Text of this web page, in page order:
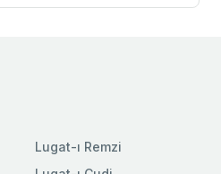
Lugat-ı Remzi